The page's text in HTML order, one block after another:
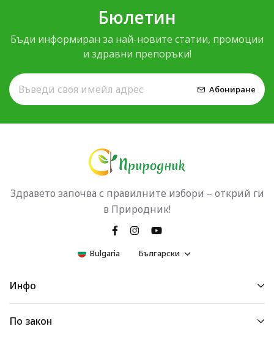
Бюлетин
Бъди информиран за най-новите статии, промоции
и здравни препоръки!
Абониране
Здравето започва с правилните избори – открий ги
в Природник!
Bulgaria Български
Инфо
По закон